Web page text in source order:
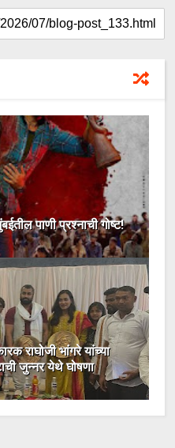
पाणी प्रश्नाची गोष्ट!
राघोजी भांगरे यांच्या
जुन्नर येथे घोषणा